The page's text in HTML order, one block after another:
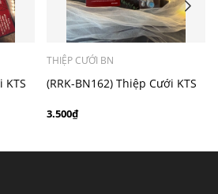
KTS
THIỆP CƯỚI BN
(RRK-BN162) Thiệp Cưới KTS
3.500₫